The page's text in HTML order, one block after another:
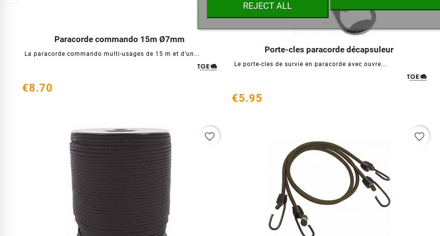
Paracorde commando 15m Ø7mm
La paracorde commando multi-usages de 15 m et d'un...
   
€8.70
Porte-cles paracorde décapsuleur
Le porte-cles de survie en paracorde avec ouvre...
   
€5.95
favorite_border favorite_border
REJECT ALL